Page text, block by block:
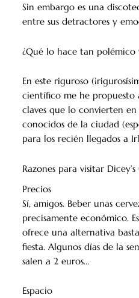
Sin embargo es una
entre sus detractores y
¿Qué lo hace tan polémico
En este riguroso
científico me he propuesto
claves que lo convierten
conocidos de la ciudad
para los recién llegados a
Razones para visitar
Precios
Sí, amigos. Beber unas
precisamente económico.
ofrece una alternativa
fiesta. Algunos días de la
salen a 2 euros…
Espacio